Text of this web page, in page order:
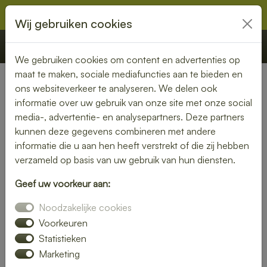
€ 0,00 Offerte Bestellen
Nederland» Herpt
Lunch laten bezorgen in
Herpt – gemak en kwaliteit
aan je deur
de keuken in? Laat je lunch bezorgen in Herpt en geniet van
een smaakvolle maaltijd zonder moeite. Of je nu kiest voor
een vers belegd broodje, een gezonde salade of een warme
maaltijd – wij brengen jouw lunch vers en op tijd bij je thuis
Wij gebruiken cookies
We gebruiken cookies om content en advertenties op
maat te maken, sociale mediafuncties aan te bieden en
ons websiteverkeer te analyseren. We delen ook
informatie over uw gebruik van onze site met onze social
media-, advertentie- en analysepartners. Deze partners
kunnen deze gegevens combineren met andere
informatie die u aan hen heeft verstrekt of die zij hebben
verzameld op basis van uw gebruik van hun diensten.
Geef uw voorkeur aan:
Noodzakelijke cookies
Voorkeuren
Statistieken
Marketing